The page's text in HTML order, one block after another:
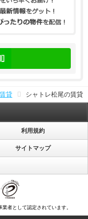
貸 シャトレ松尾の賃貸
利用規約
サイトマップ
者として認定されています。